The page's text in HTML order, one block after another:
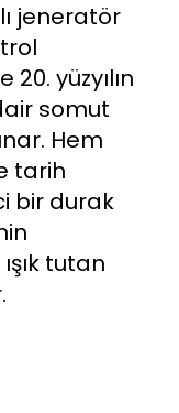
jeneratör
yüzyılın
somut
Hem
tarih
bir durak
tutan